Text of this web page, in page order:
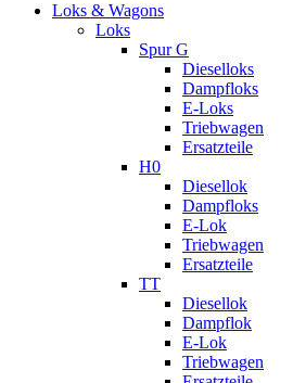
Loks & Wagons
Loks
Spur G
Dieselloks
Dampfloks
E-Loks
Triebwagen
Ersatzteile
H0
Diesellok
Dampfloks
E-Lok
Triebwagen
Ersatzteile
TT
Diesellok
Dampflok
E-Lok
Triebwagen